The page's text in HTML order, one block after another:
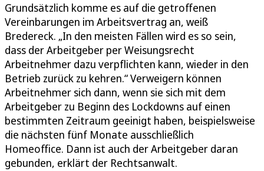
Grundsätzlich komme es auf die getroffenen
Vereinbarungen im Arbeitsvertrag an, weiß
Bredereck. „In den meisten Fällen wird es so sein,
dass der Arbeitgeber per Weisungsrecht
Arbeitnehmer dazu verpflichten kann, wieder in den
Betrieb zurück zu kehren.“ Verweigern können
Arbeitnehmer sich dann, wenn sie sich mit dem
Arbeitgeber zu Beginn des Lockdowns auf einen
bestimmten Zeitraum geeinigt haben, beispielsweise
die nächsten fünf Monate ausschließlich
Homeoffice. Dann ist auch der Arbeitgeber daran
gebunden, erklärt der Rechtsanwalt.